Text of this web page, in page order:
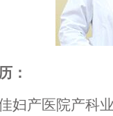
：
产医院产科业